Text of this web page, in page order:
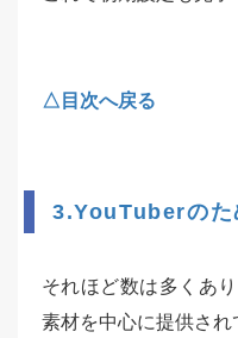
△目次へ戻る
3.YouTuberのた
それほど数は多くあ
素材を中心に提供され